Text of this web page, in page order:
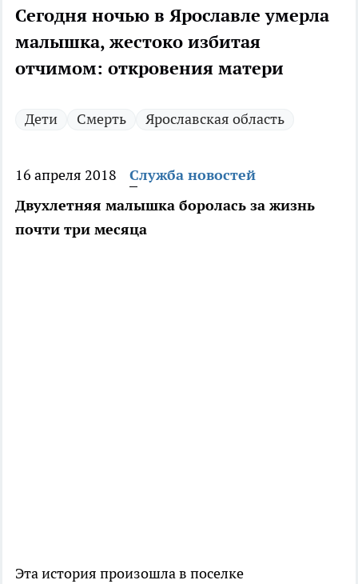
Сегодня ночью в Ярославле умерла
малышка, жестоко избитая
отчимом: откровения матери
Дети Смерть Ярославская область
16 апреля 2018
Служба новостей
Двухлетняя малышка боролась за жизнь
почти три месяца
Эта история произошла в поселке